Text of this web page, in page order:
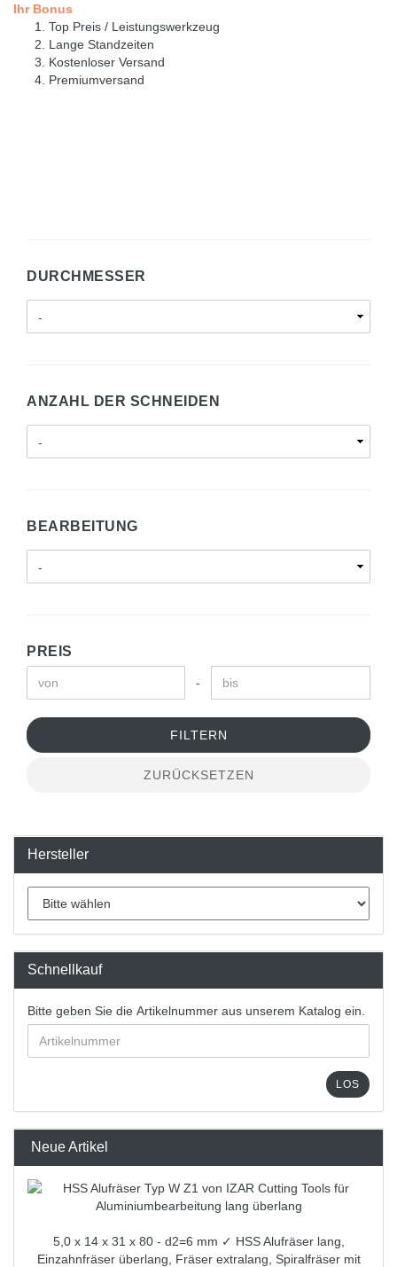
Ihr Bonus
Top Preis / Leistungswerkzeug
Lange Standzeiten
Kostenloser Versand
Premiumversand
DURCHMESSER
ANZAHL DER SCHNEIDEN
BEARBEITUNG
PREIS
-
FILTERN
ZURÜCKSETZEN
Hersteller
Schnellkauf
Bitte geben Sie die Artikelnummer aus unserem Katalog ein.
LOS
Neue Artikel
5,0 x 14 x 31 x 80 - d2=6 mm ✓ HSS Alufräser lang,
Einzahnfräser überlang, Fräser extralang, Spiralfräser mit